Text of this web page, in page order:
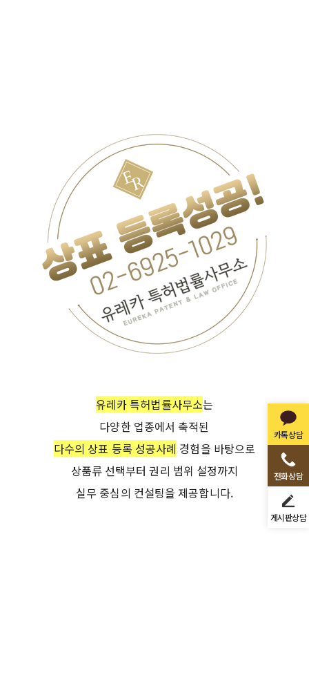
카톡상담
전화상담
게시판상담
유레카 특허법률사무소는
다양한 업종에서 축적된
다수의 상표 등록 성공사례 경험을 바탕으로
상품류 선택부터 권리 범위 설정까지
실무 중심의 컨설팅을 제공합니다.